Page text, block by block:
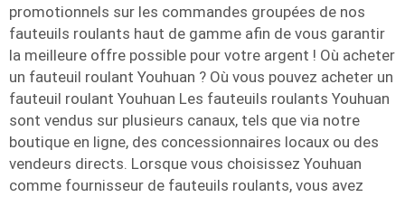
promotionnels sur les commandes groupées de nos
fauteuils roulants haut de gamme afin de vous garantir
la meilleure offre possible pour votre argent ! Où acheter
un fauteuil roulant Youhuan ? Où vous pouvez acheter un
fauteuil roulant Youhuan Les fauteuils roulants Youhuan
sont vendus sur plusieurs canaux, tels que via notre
boutique en ligne, des concessionnaires locaux ou des
vendeurs directs. Lorsque vous choisissez Youhuan
comme fournisseur de fauteuils roulants, vous avez